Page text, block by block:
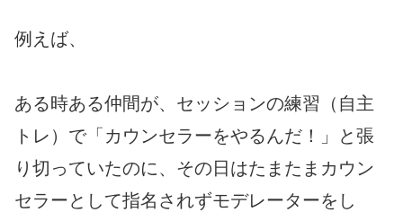
例えば、
ある時ある仲間が、セッションの練習（自主
トレ）で「カウンセラーをやるんだ！」と張
り切っていたのに、その日はたまたまカウン
セラーとして指名されずモデレーターをし